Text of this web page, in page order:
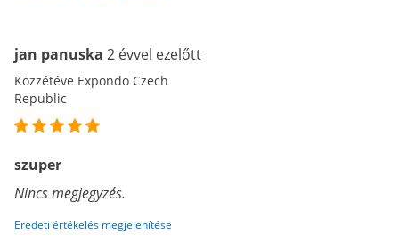
jan panuska 2 évvel ezelőtt
Közzétéve Expondo Czech
Republic
szuper
Nincs megjegyzés.
Eredeti értékelés megjelenítése